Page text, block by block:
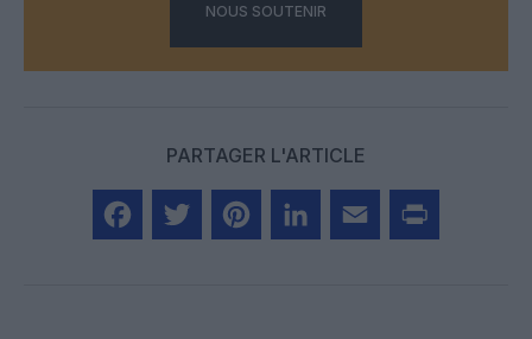
NOUS SOUTENIR
PARTAGER L'ARTICLE